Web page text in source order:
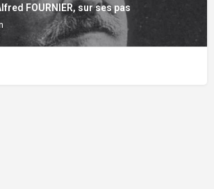
FOURNIER, sur ses pas